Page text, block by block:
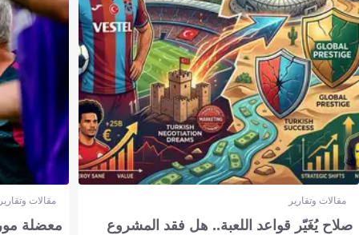
مقالات وتقارير
صلاح يُغَيّر قواعد اللعبة.. هل فقد المشروع
مقالات
معضلة